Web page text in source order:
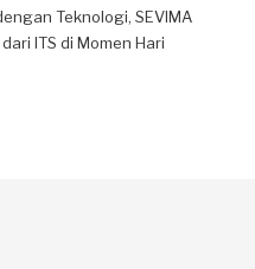
Teknologi, SEVIMA
ITS di Momen Hari